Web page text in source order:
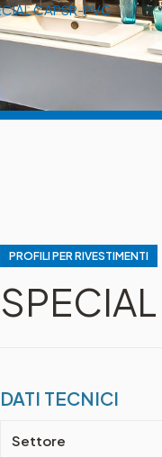
CAPSR-PVC
PROFILI PER RIVESTIMENTI
DATI TECNICI
Settore